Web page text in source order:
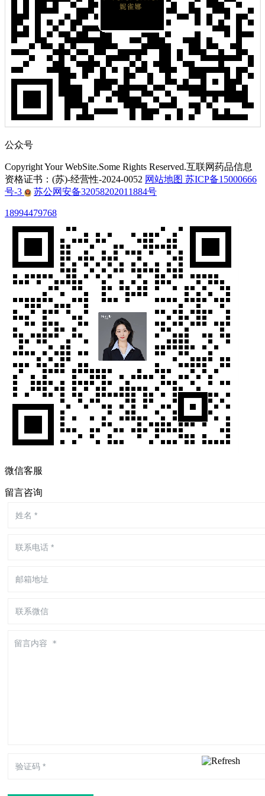
公众号
Copyright Your WebSite.Some Rights Reserved.互联网药品信息
资格证书：(苏)-经营性-2024-0052 网站地图 苏ICP备15000666
号-3
苏公网安备32058202011884号
18994479768
微信客服
留言咨询